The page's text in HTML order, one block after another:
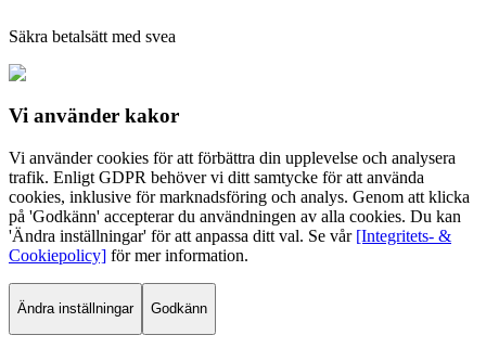
Säkra betalsätt med svea
Vi använder kakor
Vi använder cookies för att förbättra din upplevelse och analysera
trafik. Enligt GDPR behöver vi ditt samtycke för att använda
cookies, inklusive för marknadsföring och analys. Genom att klicka
på 'Godkänn' accepterar du användningen av alla cookies. Du kan
'Ändra inställningar' för att anpassa ditt val. Se vår [Integritets- &
Cookiepolicy] för mer information.
Ändra inställningar Godkänn